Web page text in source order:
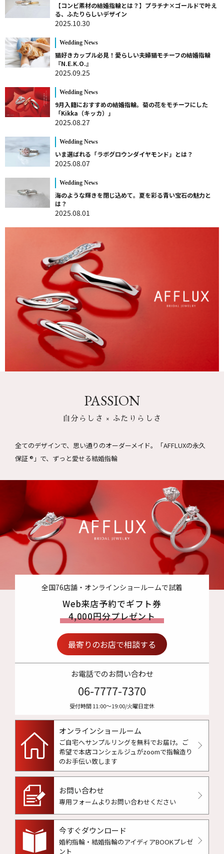
【コンビ素材の結婚指輪とは？】プラチナ×ゴールドで叶え
る、ふたりらしいデザイン
2025.10.30
Wedding News
猫好きカップル必見！愛らしい夫婦猫モチーフの結婚指輪
『N.E.K.O.』
2025.09.25
Wedding News
9月入籍におすすめの結婚指輪。菊の花をモチーフにした
「Kikka（キッカ）」
2025.08.27
Wedding News
いま選ばれる「ラボグロウンダイヤモンド」とは？
2025.08.07
Wedding News
海のような輝きを閉じ込めて。夏を彩る青い宝石の魅力と
は？
2025.08.01
PASSION
自分らしさ × ふたりらしさ
全てのデザインで、思い通りのオーダーメイド。
「AFFLUXの永久
保証 ®」で、ずっと愛せる結婚指輪
全国76店舗・オンラインショールームで試着
Web来店予約でギフト券
4,000円分プレゼント
最寄りのお店で相談する
お電話でのお問い合わせ
06-7777-7370
受付時間 11:00〜19:00/火曜日定休
オンラインショールーム
ご自宅へサンプルリングを無料でお届け。 ご
希望で本店コンシェルジュがzoomで指輪造り
のお手伝い致します
お問い合わせ
専用フォームよりお問い合わせください
今すぐダウンロード
婚約指輪・結婚指輪のアイディアBOOKプレゼ
ント